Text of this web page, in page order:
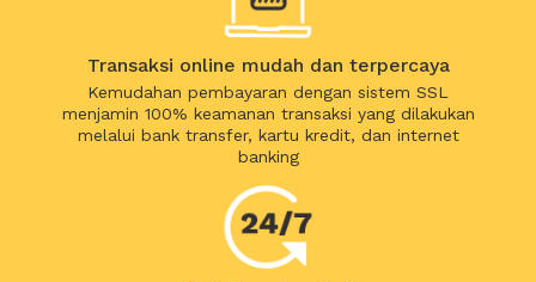
Transaksi online mudah dan terpercaya
Kemudahan pembayaran dengan sistem SSL
menjamin 100% keamanan transaksi yang dilakukan
melalui bank transfer, kartu kredit, dan internet
banking